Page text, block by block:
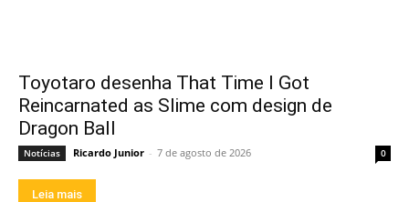
Toyotaro desenha That Time I Got
Reincarnated as Slime com design de
Dragon Ball
Notícias Ricardo Junior - 7 de agosto de 2026 0
Leia mais